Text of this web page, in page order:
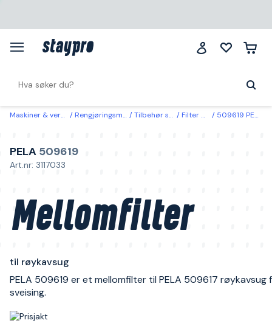
Maskiner & verktøy Rengjøringsmaskiner Tilbehør støvsugere Filter & filterkurver 509619 PELA Mellomfilter til røykavsug
PELA 509619
Art.nr: 3117033
Mellomfilter
til røykavsug
PELA 509619 er et mellomfilter til PELA 509617 røykavsug
sveising.